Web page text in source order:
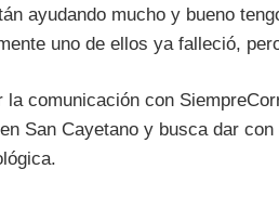
ayudando mucho y bueno
uno de ellos ya falleció,
la comunicación con
San Cayetano y busca dar